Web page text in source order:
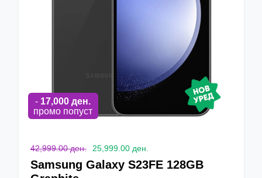
- 17,000 ден.
промо попуст
42,999.00 ден. 25,999.00 ден.
Samsung Galaxy S23FE 128GB